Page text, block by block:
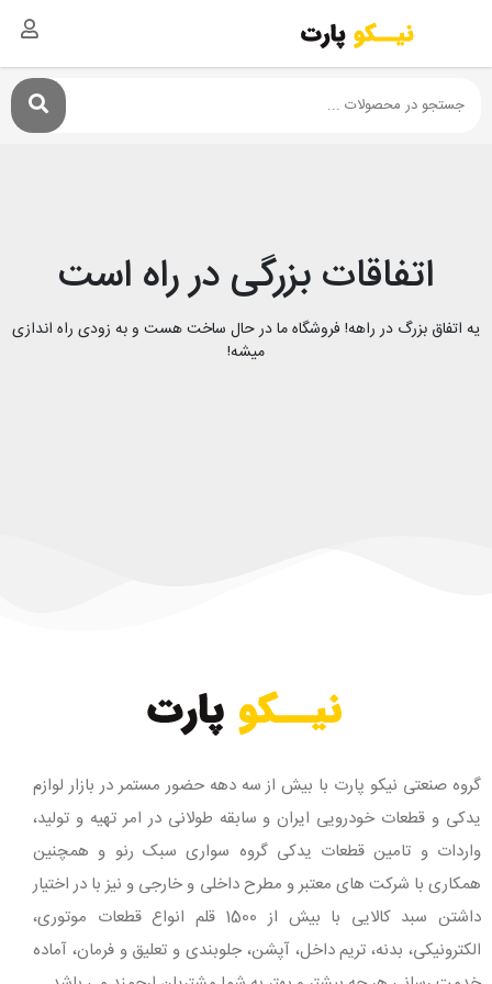
اتفاقات بزرگی در راه است
یه اتفاق بزرگ در راهه! فروشگاه ما در حال ساخت هست و به زودی راه اندازی
میشه!
گروه صنعتی نیکو پارت با بیش از سه دهه حضور مستمر در بازار لوازم
یدکی و قطعات خودرویی ایران و سابقه طولانی در امر تهیه و تولید،
واردات و تامین قطعات یدکی گروه سواری سبک رنو و همچنین
همکاری با شرکت های معتبر و مطرح داخلی و خارجی و نیز با در اختیار
داشتن سبد کالایی با بیش از 1500 قلم انواع قطعات موتوری،
الکترونیکی، بدنه، تریم داخل، آپشن، جلوبندی و تعلیق و فرمان، آماده